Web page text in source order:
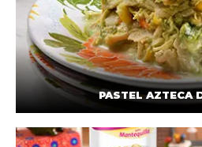
PASTEL AZTECA